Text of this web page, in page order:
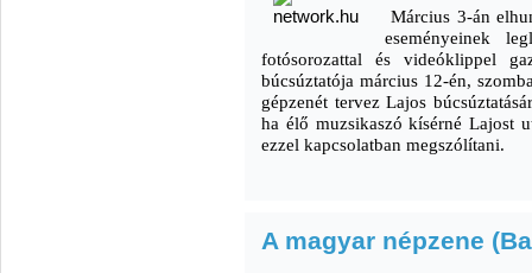
Március 3-án
eseményeinek
fotósorozattal és videóklippel
búcsúztatója március 12-én,
gépzenét tervez Lajos
ha élő muzsikaszó kísérné Lajost
ezzel kapcsolatban megszólítani.
A magyar népzene